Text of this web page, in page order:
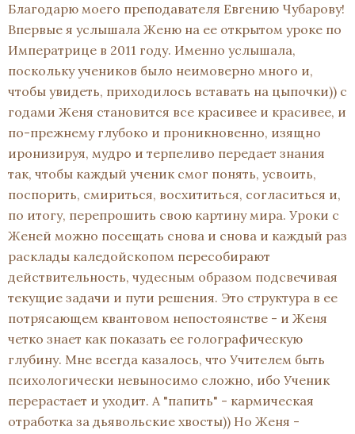
Благодарю моего преподавателя Евгению Чубарову!
Впервые я услышала Женю на ее открытом уроке по
Императрице в 2011 году. Именно услышала,
поскольку учеников было неимоверно много и,
чтобы увидеть, приходилось вставать на цыпочки)) с
годами Женя становится все красивее и красивее, и
по-прежнему глубоко и проникновенно, изящно
иронизируя, мудро и терпеливо передает знания
так, чтобы каждый ученик смог понять, усвоить,
поспорить, смириться, восхититься, согласиться и,
по итогу, перепрошить свою картину мира. Уроки с
Женей можно посещать снова и снова и каждый раз
расклады каледойскопом пересобирают
действительность, чудесным образом подсвечивая
текущие задачи и пути решения. Это структура в ее
потрясающем квантовом непостоянстве - и Женя
четко знает как показать ее голографическую
глубину. Мне всегда казалось, что Учителем быть
психологически невыносимо сложно, ибо Ученик
перерастает и уходит. А "папить" - кармическая
отработка за дьявольские хвосты)) Но Женя -